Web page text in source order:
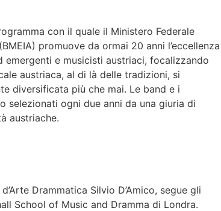
con il quale il Ministero Federale
promuove da ormai 20 anni l’eccellenza
emergenti e musicisti austriaci, focalizzando
austriaca, al di là delle tradizioni, si
diversificata più che mai. Le band e i
selezionati ogni due anni da una giuria di
austriache.
Drammatica Silvio D’Amico, segue gli
School of Music and Dramma di Londra.